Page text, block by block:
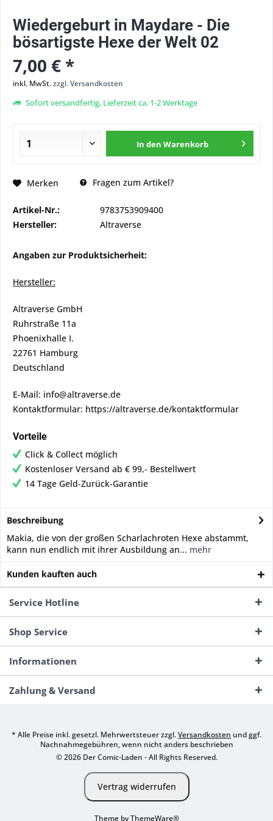
Wiedergeburt in Maydare - Die
bösartigste Hexe der Welt 02
7,00 € *
inkl. MwSt.zzgl. Versandkosten
Sofort versandfertig, Lieferzeit ca. 1-2 Werktage
In den Warenkorb
Merken Fragen zum Artikel?
Artikel-Nr.:
9783753909400
Hersteller:
Altraverse
Angaben zur Produktsicherheit:
Hersteller:
Altraverse GmbH
Ruhrstraße 11a
Phoenixhalle I.
22761 Hamburg
Deutschland
E-Mail: info@altraverse.de
Kontaktformular: https://altraverse.de/kontaktformular
Vorteile
Click & Collect möglich
Kostenloser Versand ab € 99,- Bestellwert
14 Tage Geld-Zurück-Garantie
Beschreibung
Makia, die von der großen Scharlachroten Hexe abstammt,
kann nun endlich mit ihrer Ausbildung an... mehr
Kunden kauften auch
Service Hotline
Shop Service
Informationen
Zahlung & Versand
* Alle Preise inkl. gesetzl. Mehrwertsteuer zzgl.Versandkosten und ggf.
Nachnahmegebühren, wenn nicht anders beschrieben
© 2026 Der Comic-Laden - All Rights Reserved.
Vertrag widerrufen
Theme byThemeWare®